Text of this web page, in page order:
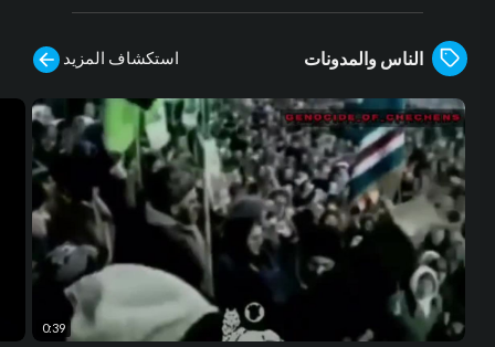
الناس والمدونات استكشاف المزيد
0:39